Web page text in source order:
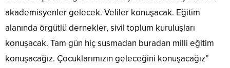
akademisyenler gelecek. Veliler konuşacak. Eğitim
alanında örgütlü dernekler, sivil toplum kuruluşları
konuşacak. Tam gün hiç susmadan buradan milli eğitim
konuşacağız. Çocuklarımızın geleceğini konuşacağız”